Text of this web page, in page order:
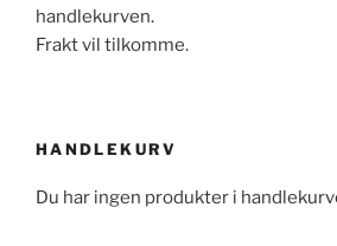
handlekurven.
Frakt vil tilkomme.
HANDLEKURV
Du har ingen produkter i